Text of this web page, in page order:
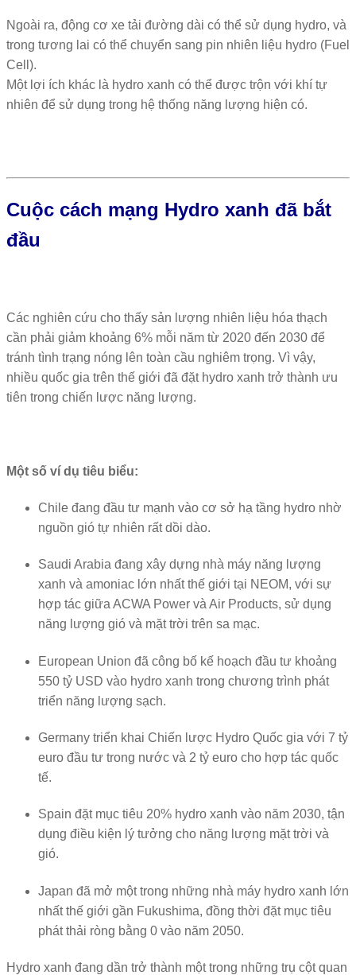
Ngoài ra, động cơ xe tải đường dài có thể sử dụng hydro, và
trong tương lai có thể chuyển sang pin nhiên liệu hydro (Fuel
Cell).
Một lợi ích khác là hydro xanh có thể được trộn với khí tự
nhiên để sử dụng trong hệ thống năng lượng hiện có.
Cuộc cách mạng Hydro xanh đã bắt
đầu
Các nghiên cứu cho thấy sản lượng nhiên liệu hóa thạch
cần phải giảm khoảng 6% mỗi năm từ 2020 đến 2030 để
tránh tình trạng nóng lên toàn cầu nghiêm trọng. Vì vậy,
nhiều quốc gia trên thế giới đã đặt hydro xanh trở thành ưu
tiên trong chiến lược năng lượng.
Một số ví dụ tiêu biểu:
Chile đang đầu tư mạnh vào cơ sở hạ tầng hydro nhờ
nguồn gió tự nhiên rất dồi dào.
Saudi Arabia đang xây dựng nhà máy năng lượng
xanh và amoniac lớn nhất thế giới tại NEOM, với sự
hợp tác giữaACWA Power vàAir Products, sử dụng
năng lượng gió và mặt trời trên sa mạc.
European Union đã công bố kế hoạch đầu tư khoảng
550 tỷ USD vào hydro xanh trong chương trình phát
triển năng lượng sạch.
Germany triển khai Chiến lược Hydro Quốc gia với 7 tỷ
euro đầu tư trong nước và 2 tỷ euro cho hợp tác quốc
tế.
Spain đặt mục tiêu 20% hydro xanh vào năm 2030, tận
dụng điều kiện lý tưởng cho năng lượng mặt trời và
gió.
Japan đã mở một trong những nhà máy hydro xanh lớn
nhất thế giới gần Fukushima, đồng thời đặt mục tiêu
phát thải ròng bằng 0 vào năm 2050.
Hydro xanh đang dần trở thành một trong những trụ cột quan